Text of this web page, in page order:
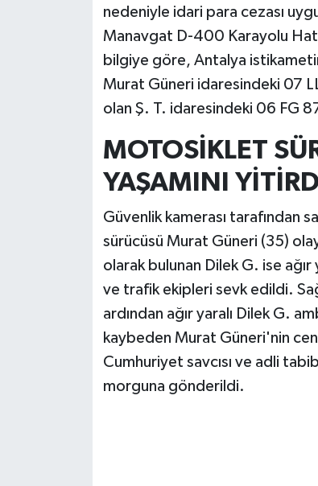
nedeniyle idari para cezası
Manavgat D-400 Karayolu
bilgiye göre, Antalya
Murat Güneri idaresindeki 07
olan Ş. T. idaresindeki 06 FG
MOTOSİKLET
YAŞAMINI YİTİRDİ
Güvenlik kamerası tarafından
sürücüsü Murat Güneri (35)
olarak bulunan Dilek G. ise
ve trafik ekipleri sevk edildi.
ardından ağır yaralı Dilek G.
kaybeden Murat Güneri'nin
Cumhuriyet savcısı ve adli
morguna gönderildi.